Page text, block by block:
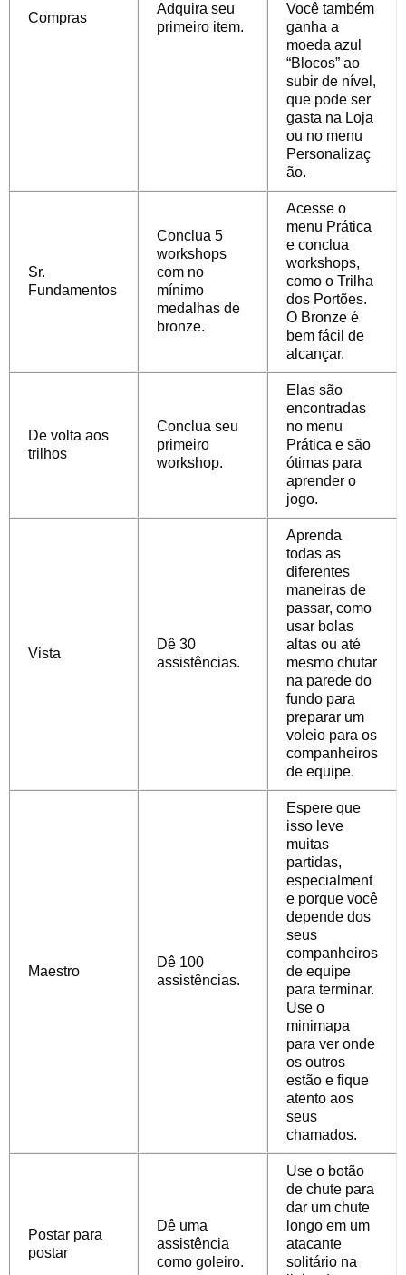
Compras
Adquira seu
primeiro item.
Você também
ganha a
moeda azul
“Blocos” ao
subir de nível,
que pode ser
gasta na Loja
ou no menu
Personalizaç
ão.
Sr.
Fundamentos
Conclua 5
workshops
com no
mínimo
medalhas de
bronze.
Acesse o
menu Prática
e conclua
workshops,
como o Trilha
dos Portões.
O Bronze é
bem fácil de
alcançar.
De volta aos
trilhos
Conclua seu
primeiro
workshop.
Elas são
encontradas
no menu
Prática e são
ótimas para
aprender o
jogo.
Vista
Dê 30
assistências.
Aprenda
todas as
diferentes
maneiras de
passar, como
usar bolas
altas ou até
mesmo chutar
na parede do
fundo para
preparar um
voleio para os
companheiros
de equipe.
Maestro
Dê 100
assistências.
Espere que
isso leve
muitas
partidas,
especialment
e porque você
depende dos
seus
companheiros
de equipe
para terminar.
Use o
minimapa
para ver onde
os outros
estão e fique
atento aos
seus
chamados.
Postar para
postar
Dê uma
assistência
como goleiro.
Use o botão
de chute para
dar um chute
longo em um
atacante
solitário na